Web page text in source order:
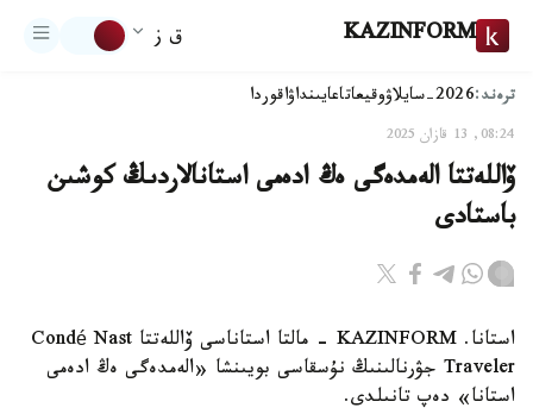
KAZINFORM ق ز
ترەند:2026-سايلاۋ وقيعاتاعايىنداۋاقوردا
08:24, 13 قازان 2025
ۆاللەتتا الەمدەگى ەڭ ادەمى استانالاردىڭ كوشىن
باستادى
استانا. KAZINFORM - مالتا استاناسى ۆاللەتتا Condé Nast
Traveler جۋرنالىنىڭ نۇسقاسى بويىنشا «الەمدەگى ەڭ ادەمى
استانا» دەپ تانىلدى.